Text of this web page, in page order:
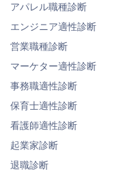
アパレル職種診断
エンジニア適性診断
営業職種診断
マーケター適性診断
事務職適性診断
保育士適性診断
看護師適性診断
起業家診断
退職診断